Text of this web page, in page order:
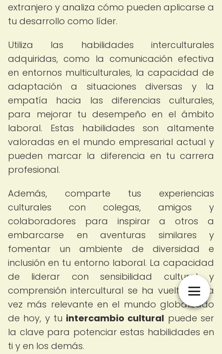
extranjero y analiza cómo pueden aplicarse a
tu desarrollo como líder.
Utiliza las habilidades interculturales
adquiridas, como la comunicación efectiva
en entornos multiculturales, la capacidad de
adaptación a situaciones diversas y la
empatía hacia las diferencias culturales,
para mejorar tu desempeño en el ámbito
laboral. Estas habilidades son altamente
valoradas en el mundo empresarial actual y
pueden marcar la diferencia en tu carrera
profesional.
Además, comparte tus experiencias
culturales con colegas, amigos y
colaboradores para inspirar a otros a
embarcarse en aventuras similares y
fomentar un ambiente de diversidad e
inclusión en tu entorno laboral. La capacidad
de liderar con sensibilidad cultural y
comprensión intercultural se ha vuelto cada
vez más relevante en el mundo globalizado
de hoy, y tu intercambio cultural puede ser
la clave para potenciar estas habilidades en
ti y en los demás.